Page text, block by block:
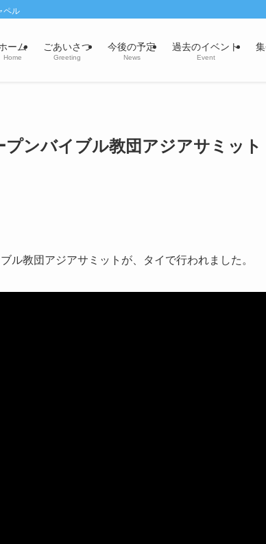
ペル
ーム
Home
ごあいさつ
Greeting
今後の予定
News
過去のイベント
Event
プンバイブル教団アジアサミット
ル教団アジアサミットが、タイで行われました。